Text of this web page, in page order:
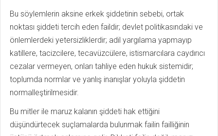
Bu söylemlerin aksine erkek şiddetinin sebebi, ortak
noktası şiddeti tercih eden faildir; devlet politikasındaki ve
önlemlerdeki yetersizliklerdir; adil yargılama yapmayıp
katillere, tacizcilere, tecavüzcülere, istismarcılara caydırıcı
cezalar vermeyen, onları tahliye eden hukuk sistemidir;
toplumda normlar ve yanlış inanışlar yoluyla şiddetin
normalleştirilmesidir.
Bu mitler ile maruz kalanın şiddeti hak ettiğini
düşündürtecek suçlamalarda bulunmak failin failliğinin